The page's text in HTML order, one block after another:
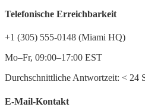
Telefonische Erreichbarkeit
+1 (305) 555-0148 (Miami HQ)
Mo–Fr, 09:00–17:00 EST
Durchschnittliche Antwortzeit: < 24
E-Mail-Kontakt